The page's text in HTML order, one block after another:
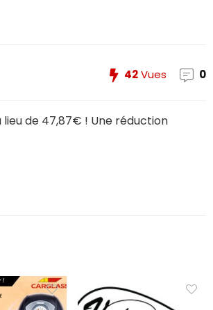
42Vues 0
lieu de 47,87€ ! Une réduction